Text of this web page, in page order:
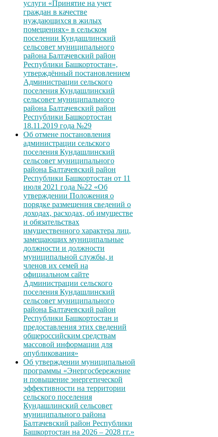
услуги «Принятие на учет
граждан в качестве
нуждающихся в жилых
помещениях» в сельском
поселении Кундашлинский
сельсовет муниципального
района Балтачевский район
Республики Башкортостан»,
утверждённый постановлением
Администрации сельского
поселения Кундашлинский
сельсовет муниципального
района Балтачевский район
Республики Башкортостан
18.11.2019 года №29
Об отмене постановления
администрации сельского
поселения Кундашлинский
сельсовет муниципального
района Балтачевский район
Республики Башкортостан от 11
июля 2021 года №22 «Об
утверждении Положения о
порядке размещения сведений о
доходах, расходах, об имуществе
и обязательствах
имущественного характера лиц,
замещающих муниципальные
должности и должности
муниципальной службы, и
членов их семей на
официальном сайте
Администрации сельского
поселения Кундашлинский
сельсовет муниципального
района Балтачевский район
Республики Башкортостан и
предоставления этих сведений
общероссийским средствам
массовой информации для
опубликования»
Об утверждении муниципальной
программы «Энергосбережение
и повышение энергетической
эффективности на территории
сельского поселения
Кундашлинский сельсовет
муниципального района
Балтачевский район Республики
Башкортостан на 2026 – 2028 гг.»